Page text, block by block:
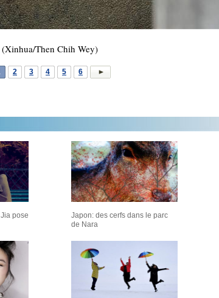
(Xinhua/Then Chih Wey)
2 3 4 5 6
pose
Japon: des cerfs dans le parc
de Nara